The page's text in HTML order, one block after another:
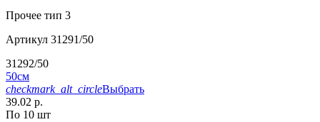
Прочее тип 3
Артикул 31291/50
31292/50
50см
checkmark_alt_circleВыбрать
39.02 р.
По 10 шт